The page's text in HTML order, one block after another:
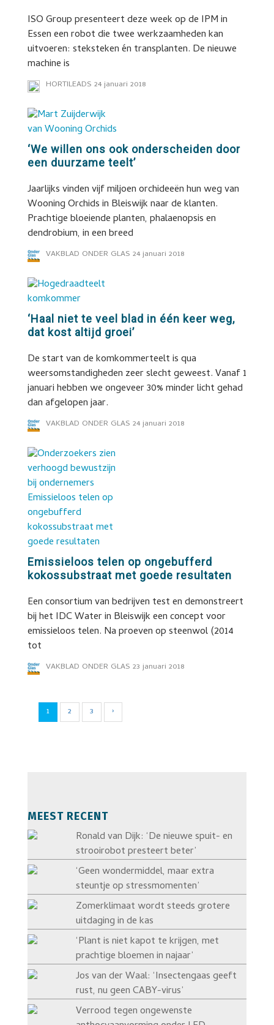
ISO Group presenteert deze week op de IPM in
Essen een robot die twee werkzaamheden kan
uitvoeren: steksteken én transplanten. De nieuwe
machine is
HORTILEADS 24 januari 2018
‘We willen ons ook onderscheiden door
een duurzame teelt’
Jaarlijks vinden vijf miljoen orchideeën hun weg van
Wooning Orchids in Bleiswijk naar de klanten.
Prachtige bloeiende planten, phalaenopsis en
dendrobium, in een breed
VAKBLAD ONDER GLAS 24 januari 2018
‘Haal niet te veel blad in één keer weg,
dat kost altijd groei’
De start van de komkommerteelt is qua
weersomstandigheden zeer slecht geweest. Vanaf 1
januari hebben we ongeveer 30% minder licht gehad
dan afgelopen jaar.
VAKBLAD ONDER GLAS 24 januari 2018
Emissieloos telen op ongebufferd
kokossubstraat met goede resultaten
Een consortium van bedrijven test en demonstreert
bij het IDC Water in Bleiswijk een concept voor
emissieloos telen. Na proeven op steenwol (2014
tot
VAKBLAD ONDER GLAS 23 januari 2018
1 2 3 ›
MEEST RECENT
Ronald van Dijk: ‘De nieuwe spuit- en
strooirobot presteert beter’
‘Geen wondermiddel, maar extra
steuntje op stressmomenten’
Zomerklimaat wordt steeds grotere
uitdaging in de kas
‘Plant is niet kapot te krijgen, met
prachtige bloemen in najaar’
Jos van der Waal: ‘Insectengaas geeft
rust, nu geen CABY-virus’
Verrood tegen ongewenste